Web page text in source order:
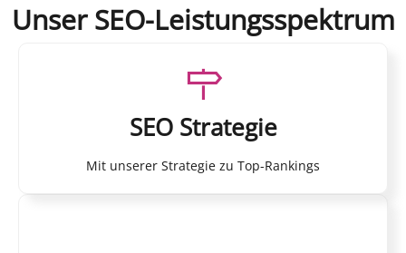
Unser SEO-Leistungsspektrum
SEO Strategie
Mit unserer Strategie zu Top-Rankings